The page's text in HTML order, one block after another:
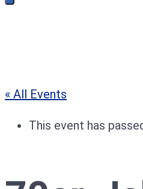
« All Events
This event has